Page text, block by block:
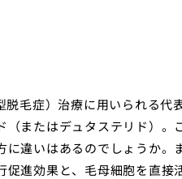
脱毛症）治療に用いられる代
（またはデュタステリド）。
に違いはあるのでしょうか
促進効果と、毛母細胞を直接